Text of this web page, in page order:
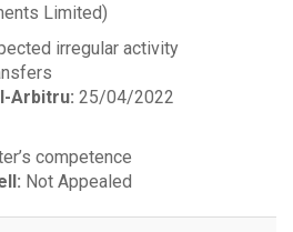
Limited)
irregular activity
Arbitru: 25/04/2022
competence
Not Appealed